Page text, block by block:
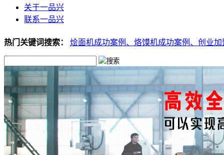
关于一品兴
联系一品兴
热门关键词搜索： 烩面机成功案例、 烙馍机成功案例、 创业加